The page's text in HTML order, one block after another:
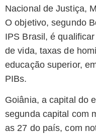
Nacional de Justiça,
O objetivo, segundo
IPS Brasil, é
de vida, taxas de
educação superior,
PIBs.
Goiânia, a capital do
segunda capital com
as 27 do país, com